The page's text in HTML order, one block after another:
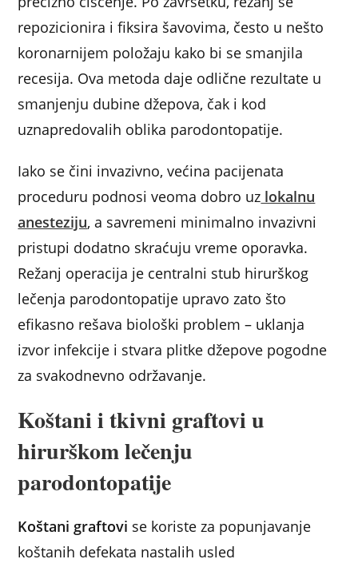
repozicionira i fiksira šavovima, često u nešto
koronarnijem položaju kako bi se smanjila
recesija. Ova metoda daje odlične rezultate u
smanjenju dubine džepova, čak i kod
uznapredovalih oblika parodontopatije.
Iako se čini invazivno, većina pacijenata
proceduru podnosi veoma dobro uz lokalnu
anesteziju, a savremeni minimalno invazivni
pristupi dodatno skraćuju vreme oporavka.
Režanj operacija je centralni stub hirurškog
lečenja parodontopatije upravo zato što
efikasno rešava biološki problem – uklanja
izvor infekcije i stvara plitke džepove pogodne
za svakodnevno održavanje.
Koštani i tkivni graftovi u
hirurškom lečenju
parodontopatije
Koštani graftovi se koriste za popunjavanje
koštanih defekata nastalih usled